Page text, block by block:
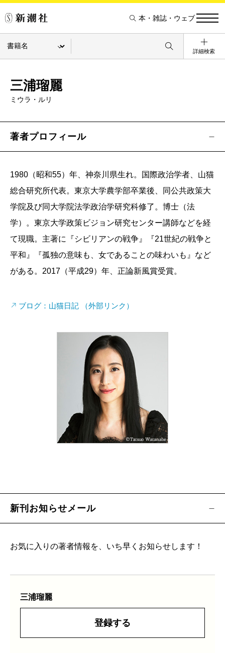
本・雑誌・ウェブ
詳細検索
三浦瑠麗
ミウラ・ルリ
著者プロフィール
1980（昭和55）年、神奈川県生れ。国際政治学者、山猫
総合研究所代表。東京大学農学部卒業後、同公共政策大
学院及び同大学院法学政治学研究科修了。博士（法
学）。東京大学政策ビジョン研究センター講師などを経
て現職。主著に『シビリアンの戦争』『21世紀の戦争と
平和』『孤独の意味も、女であることの味わいも』など
がある。2017（平成29）年、正論新風賞受賞。
ブログ：山猫日記 （外部リンク）
新刊お知らせメール
お気に入りの著者情報を、いち早くお知らせします！
三浦瑠麗
登録する